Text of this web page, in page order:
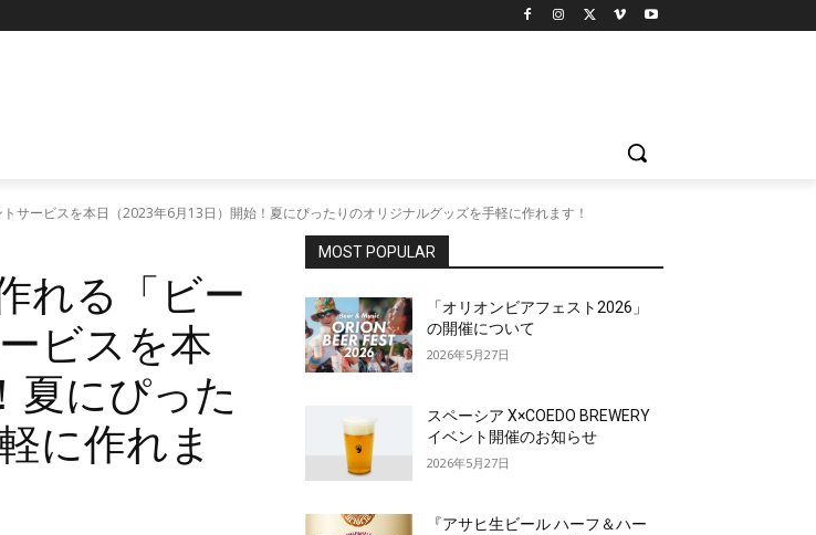
サービスを本日（2023年6月13日）開始！夏にぴったりのオリジナルグッズを手軽に作れます！
れる「ビー
ビスを本
夏にぴった
に作れま
MOST POPULAR
「オリオンビアフェスト2026」
の開催について
2026年5月27日
スペーシア X×COEDO BREWERY
イベント開催のお知らせ
2026年5月27日
『アサヒ生ビール ハーフ＆ハー